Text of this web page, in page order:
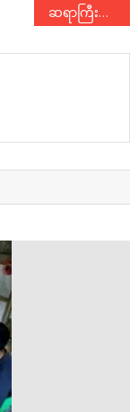
ဆရာကြီးသခင်ကိုယ်တော်မှိုင်း ဂူဗိမာန်စောင့်ရှောက်ရေးအဖွဲ့ အစည်းအဝေးတက်ရောက်